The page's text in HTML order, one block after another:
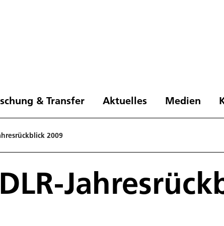
& Transfer Aktuelles Medien
2009